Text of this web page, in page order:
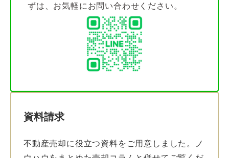
ずは、お気軽にお問い合わせください。
資料請求
不動産売却に役立つ資料をご用意しました。ノ